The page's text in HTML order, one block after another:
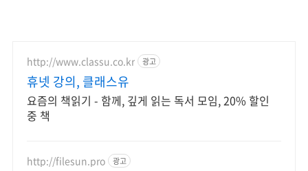
http://www.classu.co.kr 광고
휴넷 강의, 클래스유
요즘의 책읽기 - 함께, 깊게 읽는 독서 모임, 20% 할인
중 책
http://filesun.pro 광고